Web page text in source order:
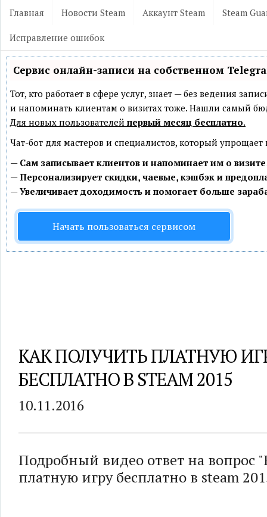
Главная Новости Steam Аккаунт Steam Steam
Исправление ошибок
Сервис онлайн-записи на собственном
Тот, кто работает в сфере услуг, знает — без ведения
и напоминать клиентам о визитах тоже. Нашли самый
Для новых пользователей первый месяц бесплатно.
Чат-бот для мастеров и специалистов, который
— Сам записывает клиентов и напоминает им о
—Персонализирует скидки, чаевые, кэшбэк и
—Увеличивает доходимость и помогает больше
Начать пользоваться сервисом
КАК ПОЛУЧИТЬ ПЛАТНУЮ
БЕСПЛАТНО В STEAM 2015
10.11.2016
Подробный видео ответ на вопрос
платную игру бесплатно в steam